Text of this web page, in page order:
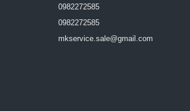
0982272585
0982272585
mkservice.sale@gmail.com